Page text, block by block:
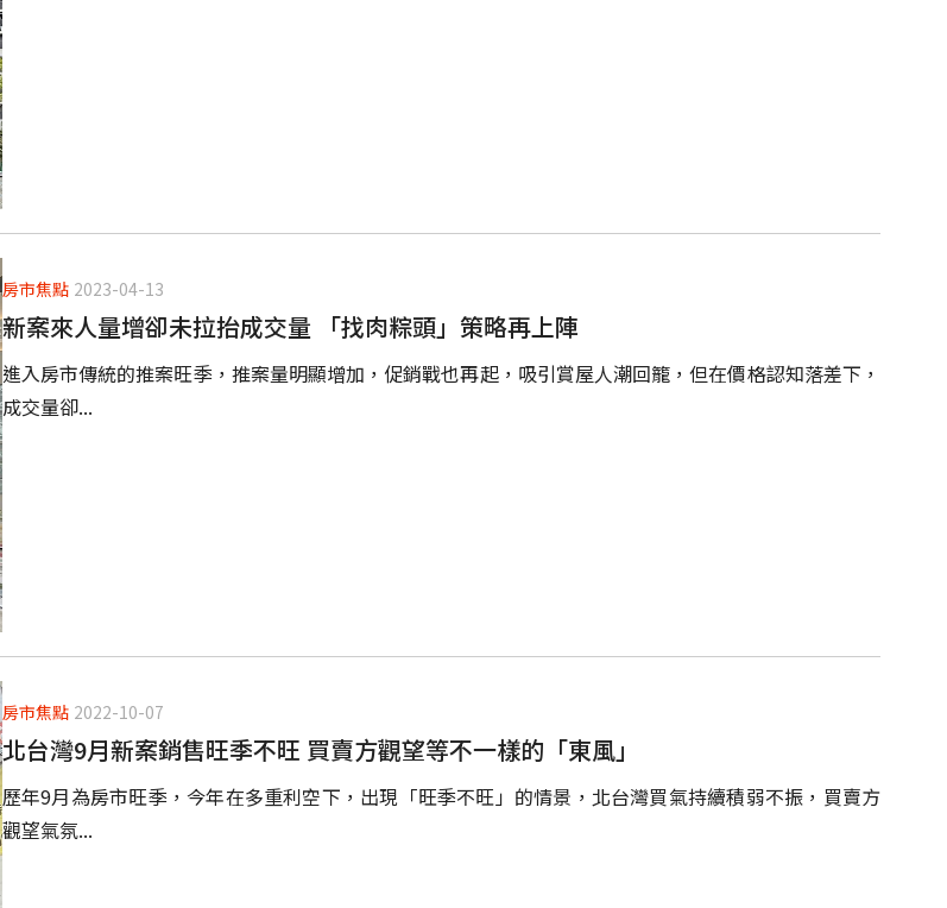
房市焦點 2023-04-13
新案來人量增卻未拉抬成交量 「找肉粽頭」策略再上陣
進入房市傳統的推案旺季，推案量明顯增加，促銷戰也再起，吸引賞屋人潮回籠，但在價格認知落差下，
成交量卻...
房市焦點 2022-10-07
北台灣9月新案銷售旺季不旺 買賣方觀望等不一樣的「東風」
歷年9月為房市旺季，今年在多重利空下，出現「旺季不旺」的情景，北台灣買氣持續積弱不振，買賣方
觀望氣氛...